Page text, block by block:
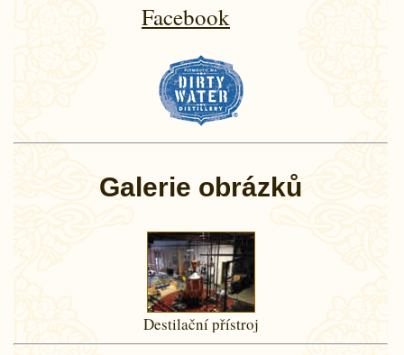
Facebook
Galerie obrázků
Destilační přístroj